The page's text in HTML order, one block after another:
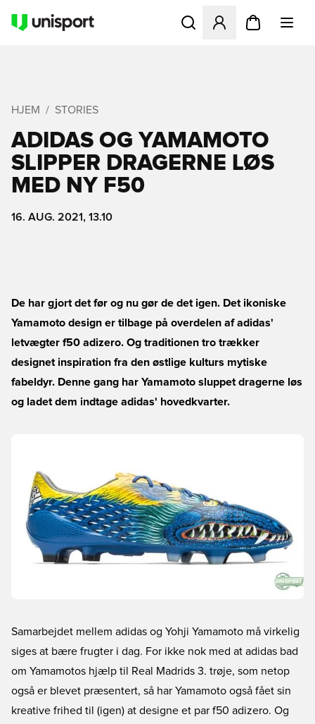
Åbner en Modal til at
HJEM STORIES
ADIDAS OG YAMAMOTO
SLIPPER DRAGERNE LØS
MED NY F50
16. AUG. 2021, 13.10
De har gjort det før og nu gør de det igen. Det ikoniske
Yamamoto design er tilbage på overdelen af adidas'
letvægter f50 adizero. Og traditionen tro trækker
designet inspiration fra den østlige kulturs mytiske
fabeldyr. Denne gang har Yamamoto sluppet dragerne løs
og ladet dem indtage adidas' hovedkvarter.
Samarbejdet mellem adidas og Yohji Yamamoto må virkelig
siges at bære frugter i dag. For ikke nok med at adidas bad
om Yamamotos hjælp til Real Madrids 3. trøje, som netop
også er blevet præsentert, så har Yamamoto også fået sin
kreative frihed til (igen) at designe et par f50 adizero. Og